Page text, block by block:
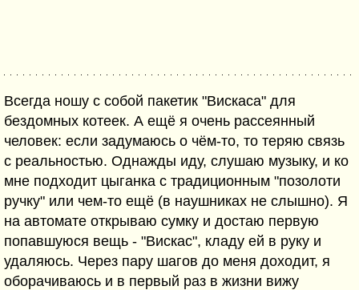
Всегда ношу с собой пакетик "Вискаса" для
бездомных котеек. А ещё я очень рассеянный
человек: если задумаюсь о чём-то, то теряю связь
с реальностью. Однажды иду, слушаю музыку, и ко
мне подходит цыганка с традиционным "позолоти
ручку" или чем-то ещё (в наушниках не слышно). Я
на автомате открываю сумку и достаю первую
попавшуюся вещь - "Вискас", кладу ей в руку и
удаляюсь. Через пару шагов до меня доходит, я
оборачиваюсь и в первый раз в жизни вижу